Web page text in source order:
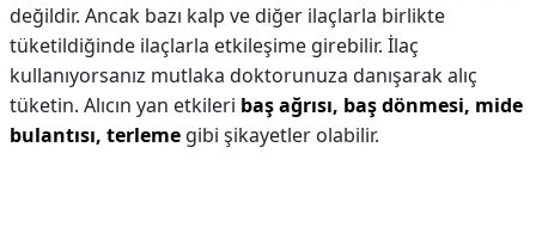
değildir. Ancak bazı kalp ve diğer ilaçlarla birlikte
tüketildiğinde ilaçlarla etkileşime girebilir. İlaç
kullanıyorsanız mutlaka doktorunuza danışarak alıç
tüketin. Alıcın yan etkileri baş ağrısı, baş dönmesi, mide
bulantısı, terleme gibi şikayetler olabilir.